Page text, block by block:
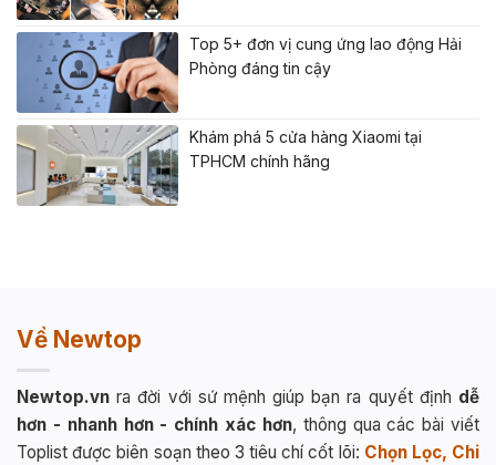
Top 5+ đơn vị cung ứng lao động Hải
Phòng đáng tin cậy
Khám phá 5 cửa hàng Xiaomi tại
TPHCM chính hãng
Về Newtop
Newtop.vn ra đời với sứ mệnh giúp bạn ra quyết định dễ
hơn - nhanh hơn - chính xác hơn, thông qua các bài viết
Toplist được biên soạn theo 3 tiêu chí cốt lõi: Chọn Lọc, Chi